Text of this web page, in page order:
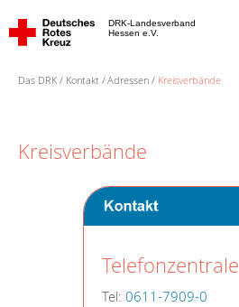
DRK-Landesverband
Hessen e.V.
Das DRK Kontakt Adressen Kreisverbände
Kreisverbände
Telefonzentrale
Tel: 0611-7909-0